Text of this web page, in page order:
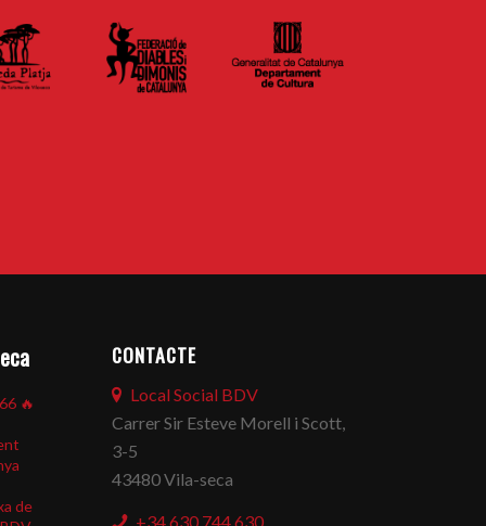
🔥
de
CONTACTE
Local Social BDV
Carrer Sir Esteve Morell i Scott,
3-5
43480 Vila-seca
+34 630 744 630